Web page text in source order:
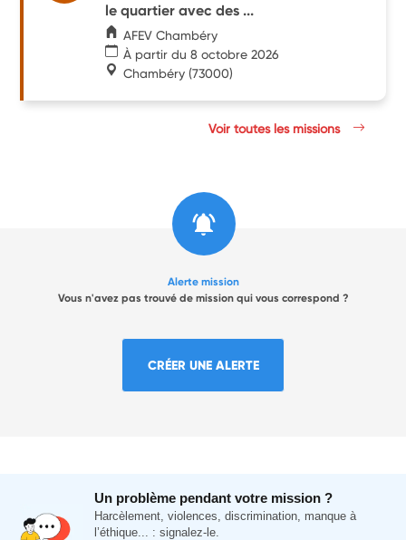
le quartier avec des ...
AFEV Chambéry
À partir du 8 octobre 2026
Chambéry (73000)
Voir toutes les missions
Alerte mission
Vous n'avez pas trouvé de mission qui vous correspond ?
CRÉER UNE ALERTE
Un problème pendant votre mission ?
Harcèlement, violences, discrimination, manque à
l’éthique... : signalez-le.